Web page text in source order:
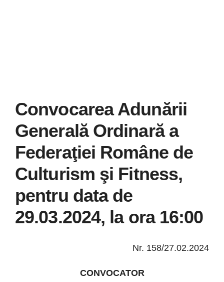
Convocarea Adunării
Generală Ordinară a
Federaţiei Române de
Culturism şi Fitness,
pentru data de
29.03.2024, la ora 16:00
Nr. 158/27.02.2024
CONVOCATOR